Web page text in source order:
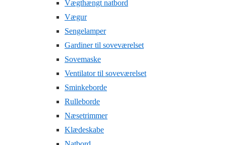
Vægthængt natbord
Vægur
Sengelamper
Gardiner til soveværelset
Sovemaske
Ventilator til soveværelset
Sminkeborde
Rulleborde
Næsetrimmer
Klædeskabe